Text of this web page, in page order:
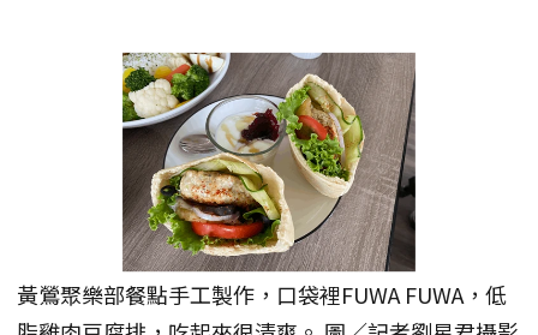
黃鶯聚樂部餐點手工製作，口袋裡FUWA FUWA，低